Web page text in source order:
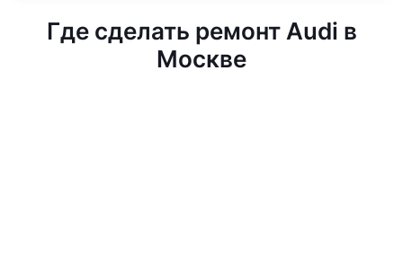
Где сделать ремонт Audi в
Москве